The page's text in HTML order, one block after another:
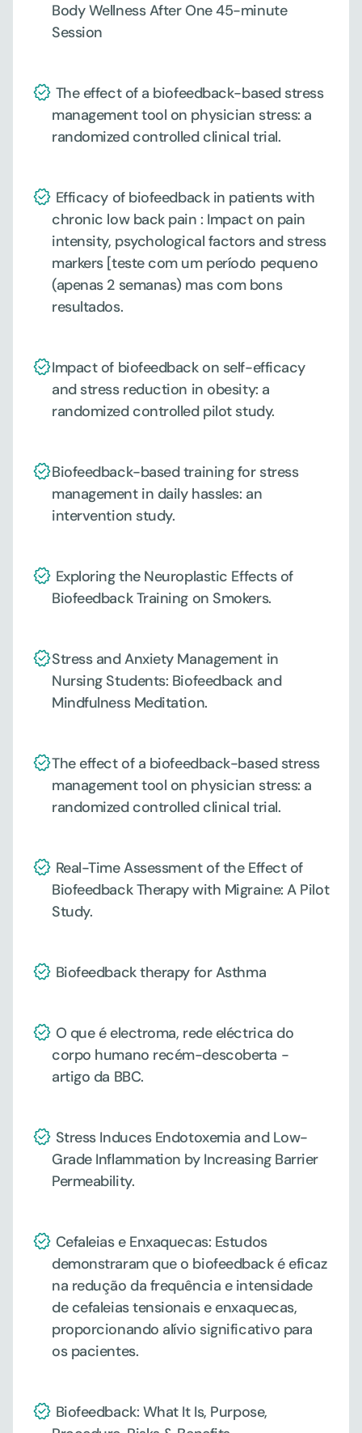
Body Wellness After One 45-minute
Session
management tool on physician stress: a
randomized controlled clinical trial.
chronic low back pain : Impact on pain
intensity, psychological factors and stress
markers [teste com um período pequeno
(apenas 2 semanas) mas com bons
resultados.
Impact of biofeedback on self-efficacy
and stress reduction in obesity: a
randomized controlled pilot study.
Biofeedback-based training for stress
management in daily hassles: an
intervention study.
Biofeedback Training on Smokers.
Stress and Anxiety Management in
Nursing Students: Biofeedback and
Mindfulness Meditation.
The effect of a biofeedback-based stress
management tool on physician stress: a
randomized controlled clinical trial.
Biofeedback Therapy with Migraine: A Pilot
Study.
Biofeedback therapy for Asthma
corpo humano recém-descoberta -
artigo da BBC.
Grade Inflammation by Increasing Barrier
Permeability.
demonstraram que o biofeedback é eficaz
na redução da frequência e intensidade
de cefaleias tensionais e enxaquecas,
proporcionando alívio significativo para
os pacientes.